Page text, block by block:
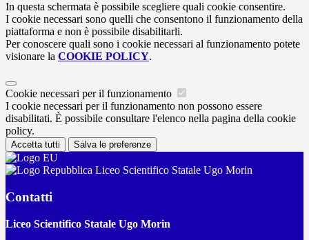
In questa schermata è possibile scegliere quali cookie consentire.
I cookie necessari sono quelli che consentono il funzionamento della
piattaforma e non è possibile disabilitarli.
Per conoscere quali sono i cookie necessari al funzionamento potete
visionare la COOKIE POLICY.
Cookie necessari per il funzionamento
I cookie necessari per il funzionamento non possono essere
disabilitati. È possibile consultare l'elenco nella pagina della cookie
policy.
Accetta tutti Salva le preferenze
Liceo Scientifico Statale Ugo Morin
Contatti
Liceo Scientifico Statale Ugo Morin